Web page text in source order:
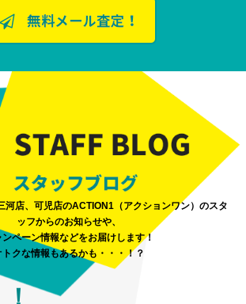
河店、可児店のACTION1（アクションワン）のスタ
ッフからのお知らせや、
ンペーン情報などをお届けします！
トクな情報もあるかも・・・！？